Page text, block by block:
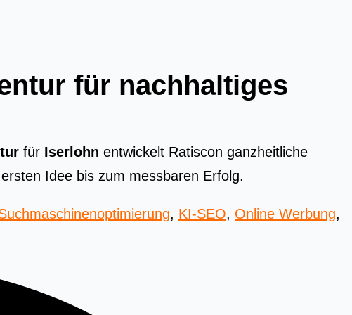
für nachhaltiges
für Iserlohn entwickelt Ratiscon ganzheitliche
Idee bis zum messbaren Erfolg.
, KI-SEO, Online Werbung,